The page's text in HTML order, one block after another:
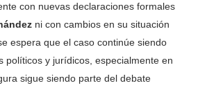
con nuevas declaraciones formales
ni con cambios en su situación
espera que el caso continúe siendo
políticos y jurídicos, especialmente en
sigue siendo parte del debate